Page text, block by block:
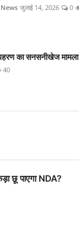
News जुलाई 14, 2026 0
का सनसनीखेज मामला
40
छू पाएगा NDA?